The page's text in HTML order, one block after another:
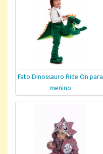
Fato Dinossauro Ride On para
menino